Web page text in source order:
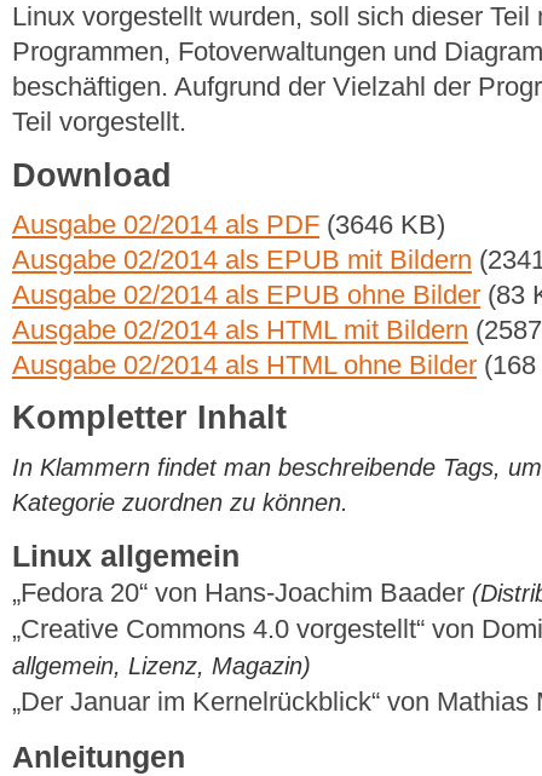
Linux vorgestellt wurden, soll sich dieser Teil
Programmen, Fotoverwaltungen und
beschäftigen. Aufgrund der Vielzahl der
Teil vorgestellt.
Download
Ausgabe 02/2014 als PDF (3646 KB)
Ausgabe 02/2014 als EPUB mit Bildern
Ausgabe 02/2014 als EPUB ohne Bilder (83
Ausgabe 02/2014 als HTML mit Bildern
Ausgabe 02/2014 als HTML ohne Bilder
Kompletter Inhalt
In Klammern findet man beschreibende Tags,
Kategorie zuordnen zu können.
Linux allgemein
„Fedora 20“ von Hans-Joachim Baader
„Creative Commons 4.0 vorgestellt“ von
allgemein, Lizenz, Magazin)
„Der Januar im Kernelrückblick“ von
Anleitungen